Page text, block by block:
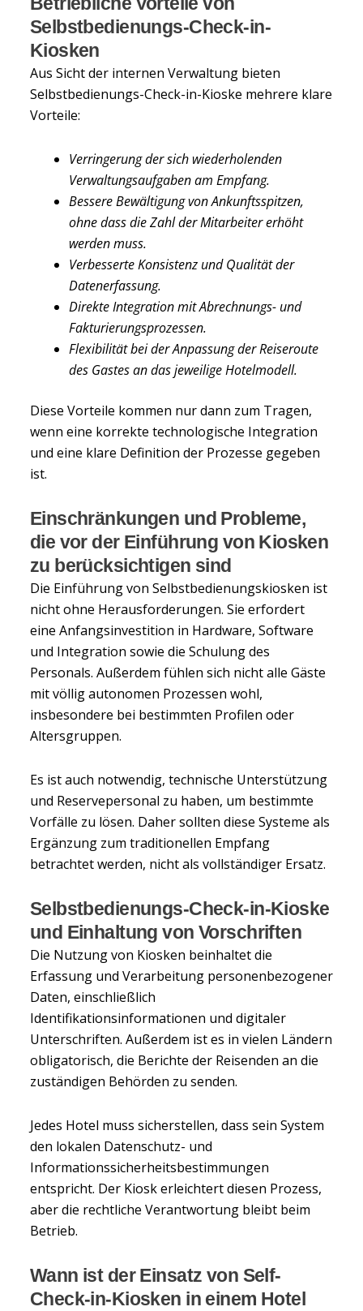
Selbstbedienungs-Check-in-
Kiosken
Aus Sicht der internen Verwaltung bieten
Selbstbedienungs-Check-in-Kioske mehrere klare
Vorteile:
Verringerung der sich wiederholenden
Verwaltungsaufgaben am Empfang.
Bessere Bewältigung von Ankunftsspitzen,
ohne dass die Zahl der Mitarbeiter erhöht
werden muss.
Verbesserte Konsistenz und Qualität der
Datenerfassung.
Direkte Integration mit Abrechnungs- und
Fakturierungsprozessen.
Flexibilität bei der Anpassung der Reiseroute
des Gastes an das jeweilige Hotelmodell.
Diese Vorteile kommen nur dann zum Tragen,
wenn eine korrekte technologische Integration
und eine klare Definition der Prozesse gegeben
ist.
Einschränkungen und Probleme,
die vor der Einführung von Kiosken
zu berücksichtigen sind
Die Einführung von Selbstbedienungskiosken ist
nicht ohne Herausforderungen. Sie erfordert
eine Anfangsinvestition in Hardware, Software
und Integration sowie die Schulung des
Personals. Außerdem fühlen sich nicht alle Gäste
mit völlig autonomen Prozessen wohl,
insbesondere bei bestimmten Profilen oder
Altersgruppen.
Es ist auch notwendig, technische Unterstützung
und Reservepersonal zu haben, um bestimmte
Vorfälle zu lösen. Daher sollten diese Systeme als
Ergänzung zum traditionellen Empfang
betrachtet werden, nicht als vollständiger Ersatz.
Selbstbedienungs-Check-in-Kioske
und Einhaltung von Vorschriften
Die Nutzung von Kiosken beinhaltet die
Erfassung und Verarbeitung personenbezogener
Daten, einschließlich
Identifikationsinformationen und digitaler
Unterschriften. Außerdem ist es in vielen Ländern
obligatorisch, die Berichte der Reisenden an die
zuständigen Behörden zu senden.
Jedes Hotel muss sicherstellen, dass sein System
den lokalen Datenschutz- und
Informationssicherheitsbestimmungen
entspricht. Der Kiosk erleichtert diesen Prozess,
aber die rechtliche Verantwortung bleibt beim
Betrieb.
Wann ist der Einsatz von Self-
Check-in-Kiosken in einem Hotel